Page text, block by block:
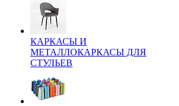
КАРКАСЫ И
МЕТАЛЛОКАРКАСЫ ДЛЯ
СТУЛЬЕВ